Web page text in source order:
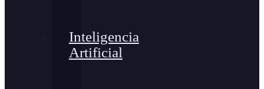
Inteligencia
Artificial